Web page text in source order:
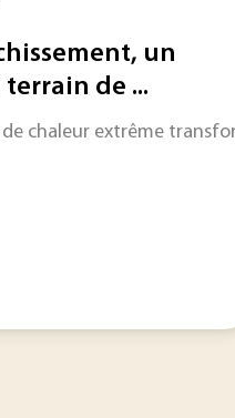
un
de ...
de chaleur extrême